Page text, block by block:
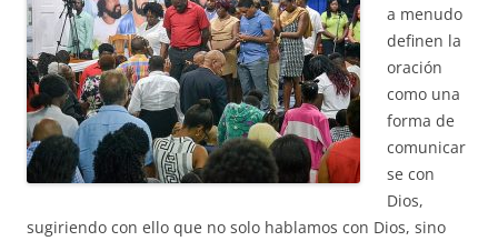
a menudo
definen la
oración
como una
forma de
comunicar
se con
Dios,
sugiriendo con ello que no solo hablamos con Dios, sino